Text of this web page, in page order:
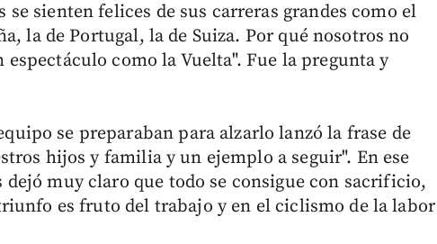
se sienten felices de sus carreras grandes como el
la de Portugal, la de Suiza. Por qué nosotros no
como la Vuelta". Fue la pregunta y
se preparaban para alzarlo lanzó la frase de
hijos y familia y un ejemplo a seguir". En ese
muy claro que todo se consigue con sacrificio,
es fruto del trabajo y en el ciclismo de la labor